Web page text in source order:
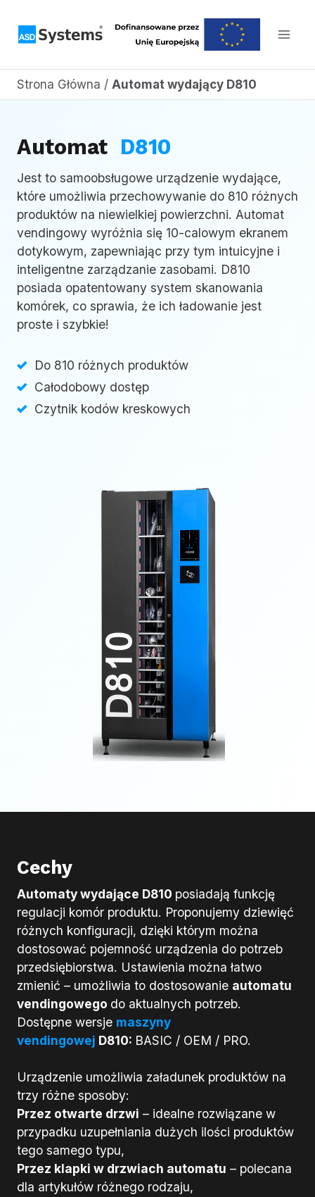
Strona Główna / Automat wydający D810
Automat D810
Jest to samoobsługowe urządzenie wydające,
które umożliwia przechowywanie do 810 różnych
produktów na niewielkiej powierzchni. Automat
vendingowy wyróżnia się 10-calowym ekranem
dotykowym, zapewniając przy tym intuicyjne i
inteligentne zarządzanie zasobami. D810
posiada opatentowany system skanowania
komórek, co sprawia, że ich ładowanie jest
proste i szybkie!
Do 810 różnych produktów
Całodobowy dostęp
Czytnik kodów kreskowych
Cechy
Automaty wydające D810 posiadają funkcję
regulacji komór produktu. Proponujemy dziewięć
różnych konfiguracji, dzięki którym można
dostosować pojemność urządzenia do potrzeb
przedsiębiorstwa. Ustawienia można łatwo
zmienić – umożliwia to dostosowanie automatu
vendingowego do aktualnych potrzeb.
Dostępne wersje maszyny
vendingowej D810: BASIC / OEM / PRO.
Urządzenie umożliwia załadunek produktów na
trzy różne sposoby:
Przez otwarte drzwi – idealne rozwiązane w
przypadku uzupełniania dużych ilości produktów
tego samego typu,
Przez klapki w drzwiach automatu – polecana
dla artykułów różnego rodzaju,